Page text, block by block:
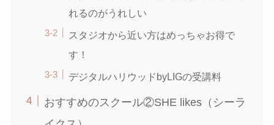
れるのがうれしい
スタジオから近い方はめっちゃお得で
す！
デジタルハリウッドbyLIGの受講料
おすすめのスクール②SHE likes（シーラ